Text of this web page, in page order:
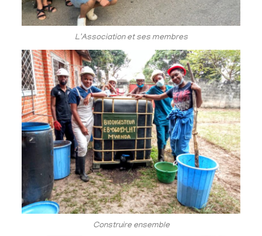
L'Association et ses membres
Construire ensemble